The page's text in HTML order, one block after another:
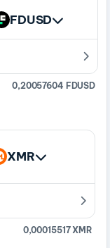
FDUSD
0,20057604 FDUSD
XMR
0,00015517 XMR